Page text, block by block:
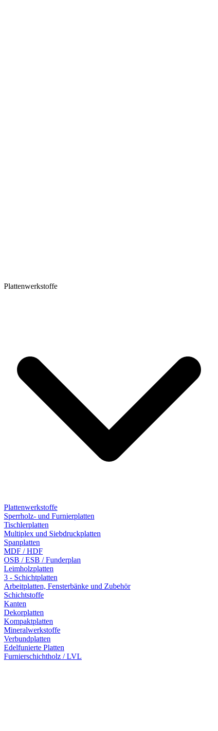
Plattenwerkstoffe
Plattenwerkstoffe
Sperrholz- und Furnierplatten
Tischlerplatten
Multiplex und Siebdruckplatten
Spanplatten
MDF / HDF
OSB / ESB / Funderplan
Leimholzplatten
3 - Schichtplatten
Arbeitplatten, Fensterbänke und Zubehör
Schichtstoffe
Kanten
Dekorplatten
Kompaktplatten
Mineralwerkstoffe
Verbundplatten
Edelfunierte Platten
Furnierschichtholz / LVL